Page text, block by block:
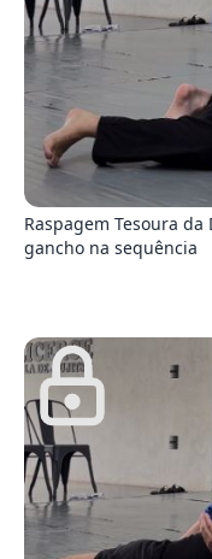
Raspagem Tesoura
gancho na sequência